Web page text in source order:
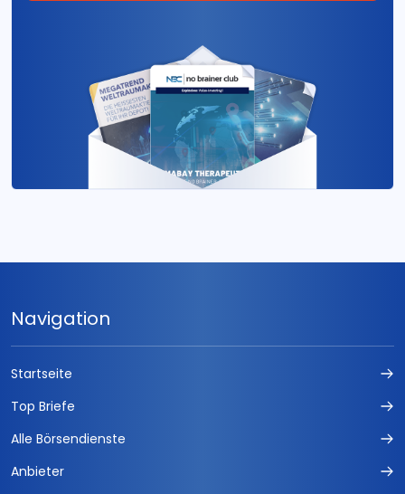
Navigation
Startseite
Top Briefe
Alle Börsendienste
Anbieter